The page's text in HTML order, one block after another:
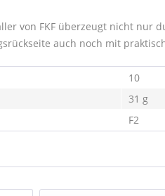
von FKF überzeugt nicht nur
auch noch mit
10
31 g
F2